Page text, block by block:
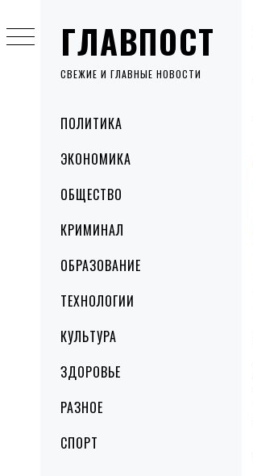
ГЛАВПОСТ
СВЕЖИЕ И ГЛАВНЫЕ НОВОСТИ
MenuПОЛИТИКА
ЭКОНОМИКА
ОБЩЕСТВО
КРИМИНАЛ
ОБРАЗОВАНИЕ
ТЕХНОЛОГИИ
КУЛЬТУРА
ЗДОРОВЬЕ
РАЗНОЕ
СПОРТ
to
content